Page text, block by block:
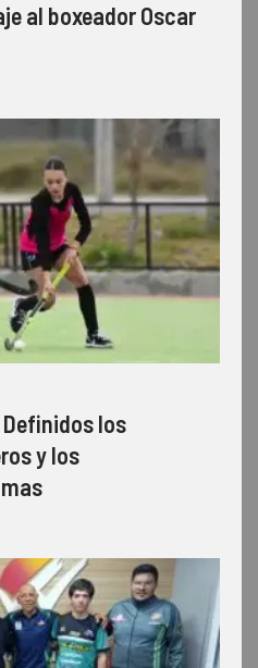
al boxeador Oscar
los
y los